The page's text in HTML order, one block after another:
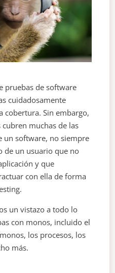
pruebas de software
cuidadosamente
cobertura. Sin embargo,
muchas de las
un software, no siempre
de un usuario que no
y que
con ella de forma
un vistazo a todo lo
con monos, incluido el
los procesos, los
más.